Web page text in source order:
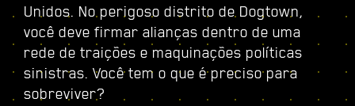
Unidos. No perigoso distrito de Dogtown,
você deve firmar alianças dentro de uma
rede de traições e maquinações políticas
sinistras. Você tem o que é preciso para
sobreviver?